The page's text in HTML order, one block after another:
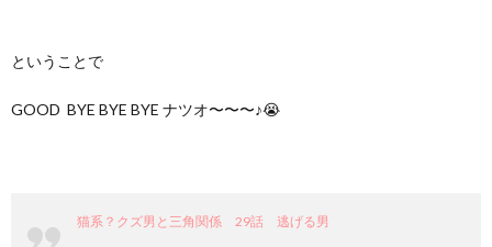
ということで
GOOD BYE BYE BYE ナツオ〜〜〜♪😭
猫系？クズ男と三角関係 29話 逃げる男